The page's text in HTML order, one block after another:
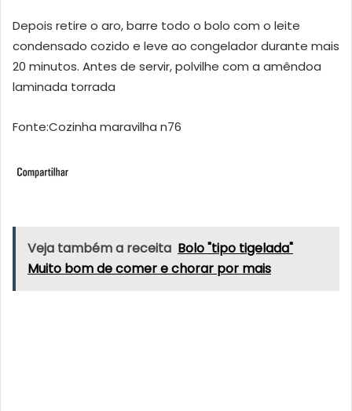
Depois retire o aro, barre todo o bolo com o leite
condensado cozido e leve ao congelador durante mais
20 minutos. Antes de servir, polvilhe com a amêndoa
laminada torrada
Fonte:Cozinha maravilha n76
Veja também a receita Bolo "tipo tigelada"
Muito bom de comer e chorar por mais